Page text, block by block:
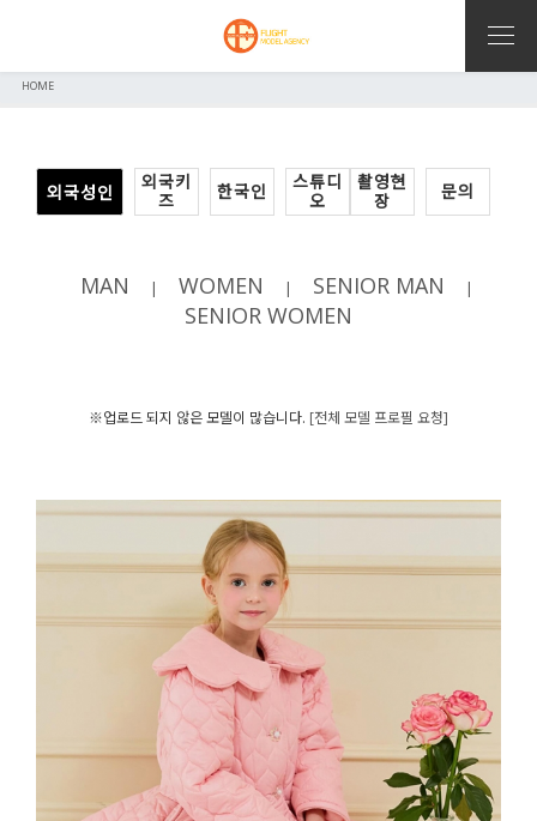
HOME
외국성인
외국키
즈
한국인
스튜디
오
촬영현
장
문의
MAN | WOMEN | SENIOR MAN |
SENIOR WOMEN
※업로드 되지 않은 모델이 많습니다. [전체 모델 프로필 요청]